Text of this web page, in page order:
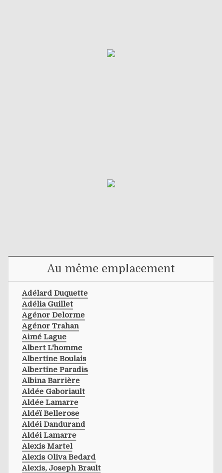
Au même emplacement
Adélard Duquette
Adélia Guillet
Agénor Delorme
Agénor Trahan
Aimé Lague
Albert L'homme
Albertine Boulais
Albertine Paradis
Albina Barrière
Aldée Gaboriault
Aldée Lamarre
Aldéï Bellerose
Aldéi Dandurand
Aldéi Lamarre
Alexis Martel
Alexis Oliva Bedard
Alexis, Joseph Brault